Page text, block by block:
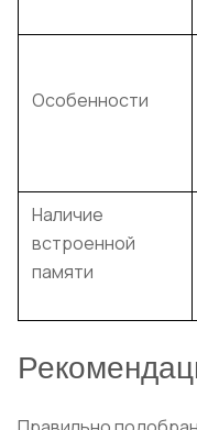
Особенности
Наличие
встроенной
памяти